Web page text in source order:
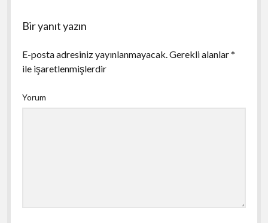
Bir yanıt yazın
E-posta adresiniz yayınlanmayacak.Gerekli alanlar*
ile işaretlenmişlerdir
Yorum